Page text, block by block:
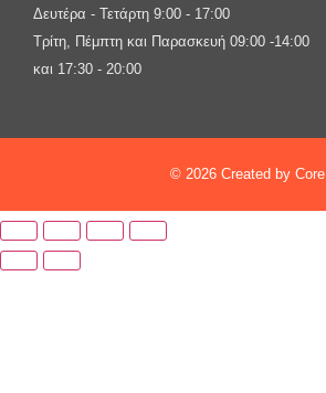
Δευτέρα - Τετάρτη 9:00 - 17:00
Τρίτη, Πέμπτη και Παρασκευή 09:00 -14:00
και 17:30 - 20:00
© 2026 Created by Core